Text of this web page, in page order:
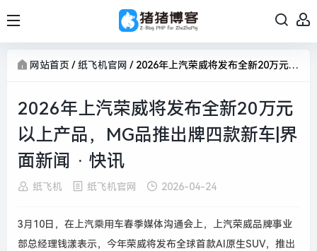
网站首页 /纸飞机官网 / 2026年上汽荣威将发布全新20万元以上产品，MG品推出牌四款新车|界面新闻 · 快讯
2026年上汽荣威将发布全新20万元
以上产品，MG品推出牌四款新车|界
面新闻 · 快讯
纸飞机 纸飞机官网 2026-04-24
3月10日，在上汽乘用车春季媒体沟通会上，上汽荣威品牌事业
部总经理钱漾表示，今年荣威将发布全球首款AI原生SUV，推出